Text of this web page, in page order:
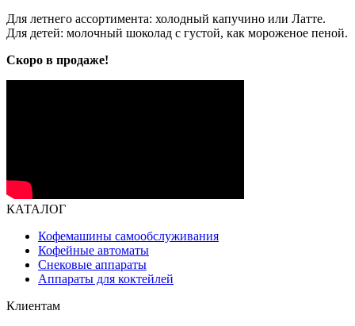
Для летнего ассортимента: холодный капучино или Латте.
Для детей: молочный шоколад с густой, как мороженое пеной.
Скоро в продаже!
КАТАЛОГ
Кофемашины самообслуживания
Кофейные автоматы
Снековые аппараты
Аппараты для коктейлей
Клиентам